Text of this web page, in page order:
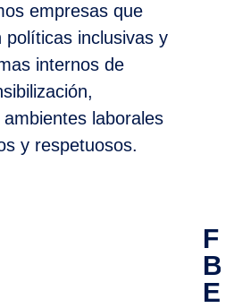
empresas que
políticas inclusivas y
internos de
laborales
y respetuosos.